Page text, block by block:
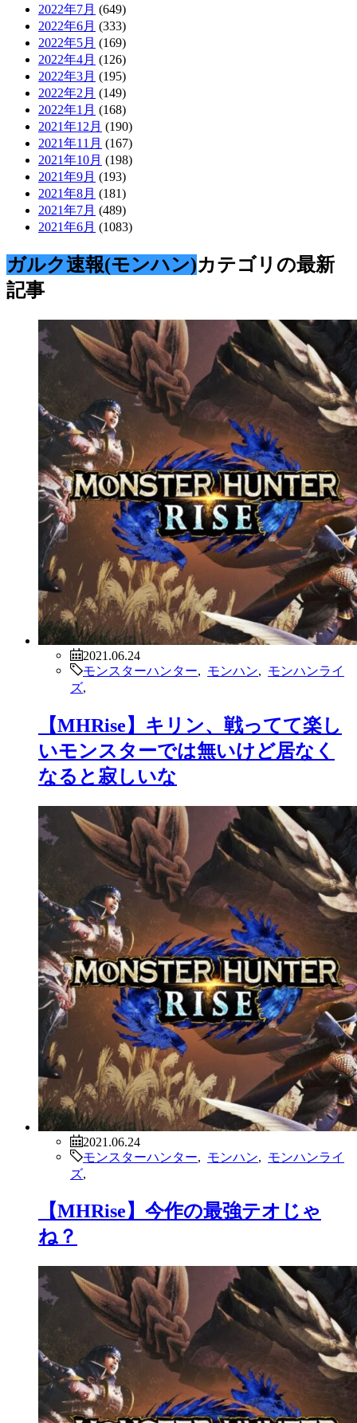
2022年7月 (649)
2022年6月 (333)
2022年5月 (169)
2022年4月 (126)
2022年3月 (195)
2022年2月 (149)
2022年1月 (168)
2021年12月 (190)
2021年11月 (167)
2021年10月 (198)
2021年9月 (193)
2021年8月 (181)
2021年7月 (489)
2021年6月 (1083)
ガルク速報(モンハン)カテゴリの最新
記事
2021.06.24
モンスターハンター
モンハン
モンハンライ
ズ
【MHRise】キリン、戦ってて楽し
いモンスターでは無いけど居なく
なると寂しいな
2021.06.24
モンスターハンター
モンハン
モンハンライ
ズ
【MHRise】今作の最強テオじゃ
ね？